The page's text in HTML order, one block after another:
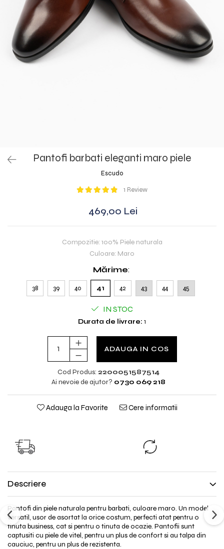
Pantofi barbati eleganti maro piele
Escudo
1 Review
469,00 Lei
Compozitie: 100% Piele naturala
Culoare: Maro
Mărime:
38 39 40 41 42 43 44 45
IN STOC
Durata de livrare: 1
ADAUGA IN COS
Cod Produs: 2200051587514
Ai nevoie de ajutor? 0730 069 218
Adauga la Favorite Cere informatii
Descriere
Pantofi din piele naturala pentru barbati, culoare maro. Un model
versatil, usor de asortat la orice costum, perfecti atat pentru o
tinuta business, cat si pentru o tinuta de ocazie. Pantofii sunt
captusiti cu piele de vitel, pentru un plus de confort si au talpa din
cauciuc, pentru un plus de rezistenta.